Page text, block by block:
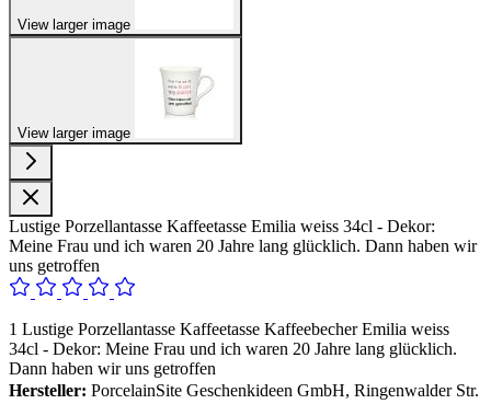
View larger image
View larger image
Lustige Porzellantasse Kaffeetasse Emilia weiss 34cl - Dekor:
Meine Frau und ich waren 20 Jahre lang glücklich. Dann haben wir
uns getroffen
1 Lustige Porzellantasse Kaffeetasse Kaffeebecher Emilia weiss
34cl - Dekor: Meine Frau und ich waren 20 Jahre lang glücklich.
Dann haben wir uns getroffen
Hersteller: PorcelainSite Geschenkideen GmbH, Ringenwalder Str.